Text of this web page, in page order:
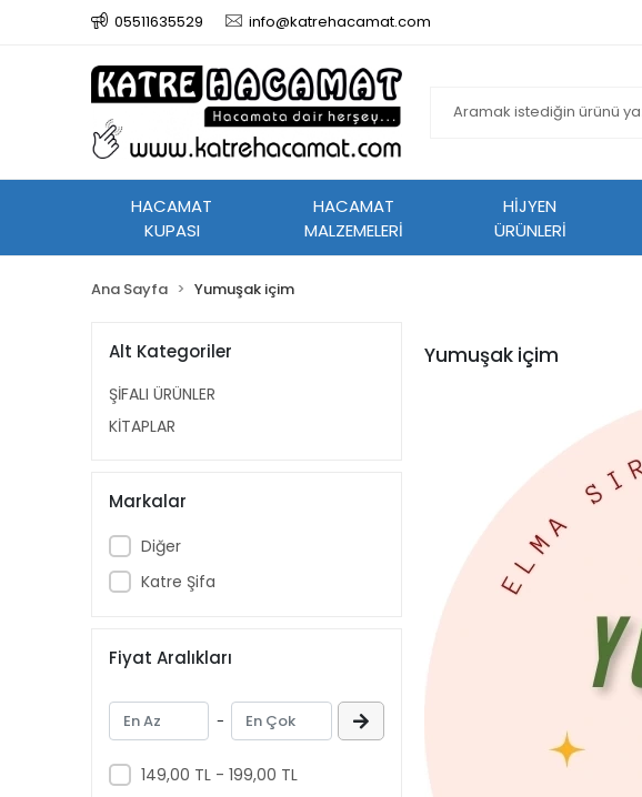
05511635529 info@katrehacamat.com
HACAMAT
KUPASI
HACAMAT
MALZEMELERİ
HİJYEN
ÜRÜNLERİ
Ana Sayfa Yumuşak içim
Alt Kategoriler
ŞİFALI ÜRÜNLER
KİTAPLAR
Markalar
Diğer
Katre Şifa
Fiyat Aralıkları
-
149,00 TL - 199,00 TL
Yumuşak içim